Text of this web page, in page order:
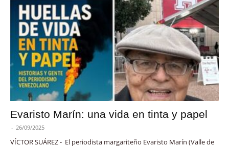
Evaristo Marín: una vida en tinta y papel
- 26/09/2025
VÍCTOR SUÁREZ - El periodista margariteño Evaristo Marín (Valle de